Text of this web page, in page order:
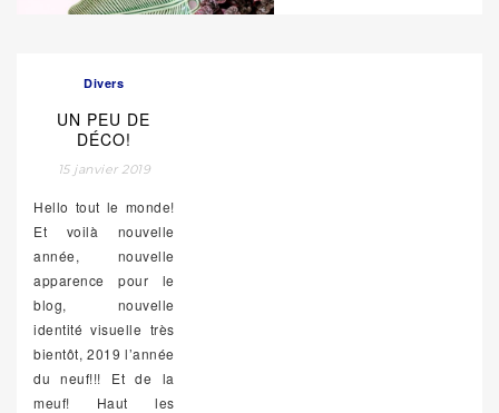
Divers
UN PEU DE
DÉCO!
15 janvier 2019
Hello tout le monde!
Et voilà nouvelle
année, nouvelle
apparence pour le
blog, nouvelle
identité visuelle très
bientôt, 2019 l’année
du neuf!!! Et de la
meuf! Haut les